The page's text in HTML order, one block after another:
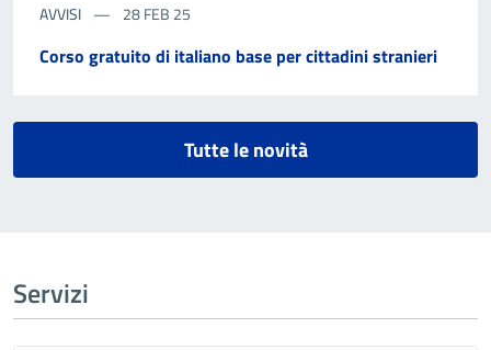
AVVISI 28 FEB 25
Corso gratuito di italiano base per cittadini stranieri
Tutte le novità
Servizi